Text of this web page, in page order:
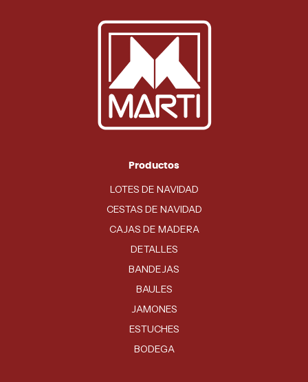
Productos
LOTES DE NAVIDAD
CESTAS DE NAVIDAD
CAJAS DE MADERA
DETALLES
BANDEJAS
BAULES
JAMONES
ESTUCHES
BODEGA